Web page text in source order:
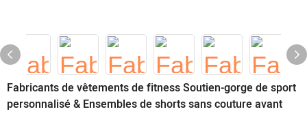
Fabricants de vêtements de fitness Soutien-gorge de sport
personnalisé & Ensembles de shorts sans couture avant